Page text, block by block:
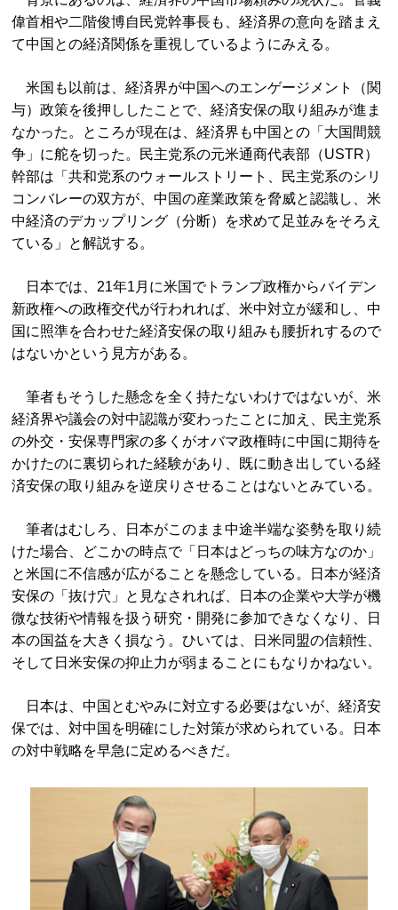
偉首相や二階俊博自民党幹事長も、経済界の意向を踏まえ
て中国との経済関係を重視しているようにみえる。
米国も以前は、経済界が中国へのエンゲージメント（関
与）政策を後押ししたことで、経済安保の取り組みが進ま
なかった。ところが現在は、経済界も中国との「大国間競
争」に舵を切った。民主党系の元米通商代表部（USTR）
幹部は「共和党系のウォールストリート、民主党系のシリ
コンバレーの双方が、中国の産業政策を脅威と認識し、米
中経済のデカップリング（分断）を求めて足並みをそろえ
ている」と解説する。
日本では、21年1月に米国でトランプ政権からバイデン
新政権への政権交代が行われれば、米中対立が緩和し、中
国に照準を合わせた経済安保の取り組みも腰折れするので
はないかという見方がある。
筆者もそうした懸念を全く持たないわけではないが、米
経済界や議会の対中認識が変わったことに加え、民主党系
の外交・安保専門家の多くがオバマ政権時に中国に期待を
かけたのに裏切られた経験があり、既に動き出している経
済安保の取り組みを逆戻りさせることはないとみている。
筆者はむしろ、日本がこのまま中途半端な姿勢を取り続
けた場合、どこかの時点で「日本はどっちの味方なのか」
と米国に不信感が広がることを懸念している。日本が経済
安保の「抜け穴」と見なされれば、日本の企業や大学が機
微な技術や情報を扱う研究・開発に参加できなくなり、日
本の国益を大きく損なう。ひいては、日米同盟の信頼性、
そして日米安保の抑止力が弱まることにもなりかねない。
日本は、中国とむやみに対立する必要はないが、経済安
保では、対中国を明確にした対策が求められている。日本
の対中戦略を早急に定めるべきだ。